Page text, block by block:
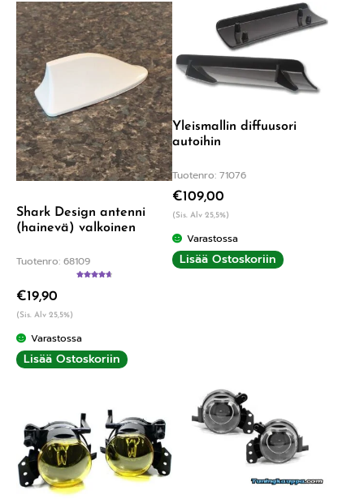
Shark Design antenni
(hainevä) valkoinen
Tuotenro: 68109
€19,90
(Sis. Alv 25,5%)
Varastossa
Lisää Ostoskoriin
Yleismallin diffuusori
autoihin
Tuotenro: 71076
€109,00
(Sis. Alv 25,5%)
Varastossa
Lisää Ostoskoriin